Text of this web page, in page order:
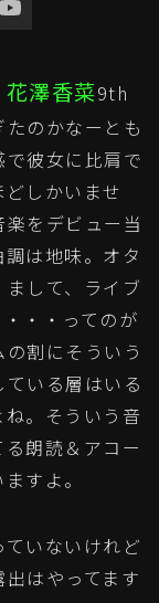
花澤香菜9th
のかなーとも
彼女に比肩で
しかいませ
をデビュー当
は地味。オタ
して、ライブ
・・ってのが
割にそういう
いる層はいる
。そういう音
朗読＆アコー
すよ。
いないけれど
はやってます